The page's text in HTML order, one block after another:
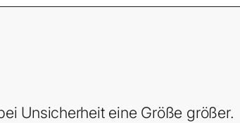
Unsicherheit eine Größe größer.